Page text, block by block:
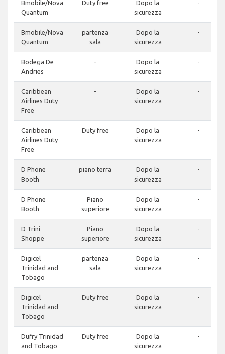
Bmobile/Nova
Quantum
Duty free
Dopo la
sicurezza
-
Bmobile/Nova
Quantum
partenza
sala
Dopo la
sicurezza
-
Bodega De
Andries
-
Dopo la
sicurezza
-
Caribbean
Airlines Duty
Free
-
Dopo la
sicurezza
-
Caribbean
Airlines Duty
Free
Duty free
Dopo la
sicurezza
-
D Phone
Booth
piano terra
Dopo la
sicurezza
-
D Phone
Booth
Piano
superiore
Dopo la
sicurezza
-
D Trini
Shoppe
Piano
superiore
Dopo la
sicurezza
-
Digicel
Trinidad and
Tobago
partenza
sala
Dopo la
sicurezza
-
Digicel
Trinidad and
Tobago
Duty free
Dopo la
sicurezza
-
Dufry Trinidad
and Tobago
Duty free
Dopo la
sicurezza
-